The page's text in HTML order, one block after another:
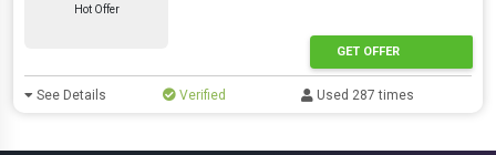
Hot Offer
GET OFFER
See Details Verified Used 287 times